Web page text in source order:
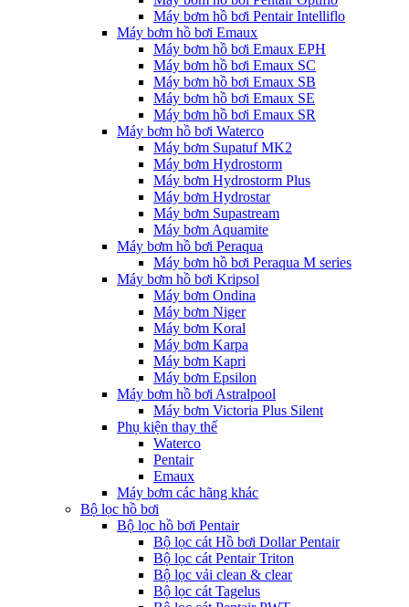
Máy bơm hồ bơi Pentair Intelliflo
Máy bơm hồ bơi Emaux
Máy bơm hồ bơi Emaux EPH
Máy bơm hồ bơi Emaux SC
Máy bơm hồ bơi Emaux SB
Máy bơm hồ bơi Emaux SE
Máy bơm hồ bơi Emaux SR
Máy bơm hồ bơi Waterco
Máy bơm Supatuf MK2
Máy bơm Hydrostorm
Máy bơm Hydrostorm Plus
Máy bơm Hydrostar
Máy bơm Supastream
Máy bơm Aquamite
Máy bơm hồ bơi Peraqua
Máy bơm hồ bơi Peraqua M series
Máy bơm hồ bơi Kripsol
Máy bơm Ondina
Máy bơm Niger
Máy bơm Koral
Máy bơm Karpa
Máy bơm Kapri
Máy bơm Epsilon
Máy bơm hồ bơi Astralpool
Máy bơm Victoria Plus Silent
Phụ kiện thay thế
Waterco
Pentair
Emaux
Máy bơm các hãng khác
Bộ lọc hồ bơi
Bộ lọc hồ bơi Pentair
Bộ lọc cát Hồ bơi Dollar Pentair
Bộ lọc cát Pentair Triton
Bộ lọc vải clean & clear
Bộ lọc cát Tagelus